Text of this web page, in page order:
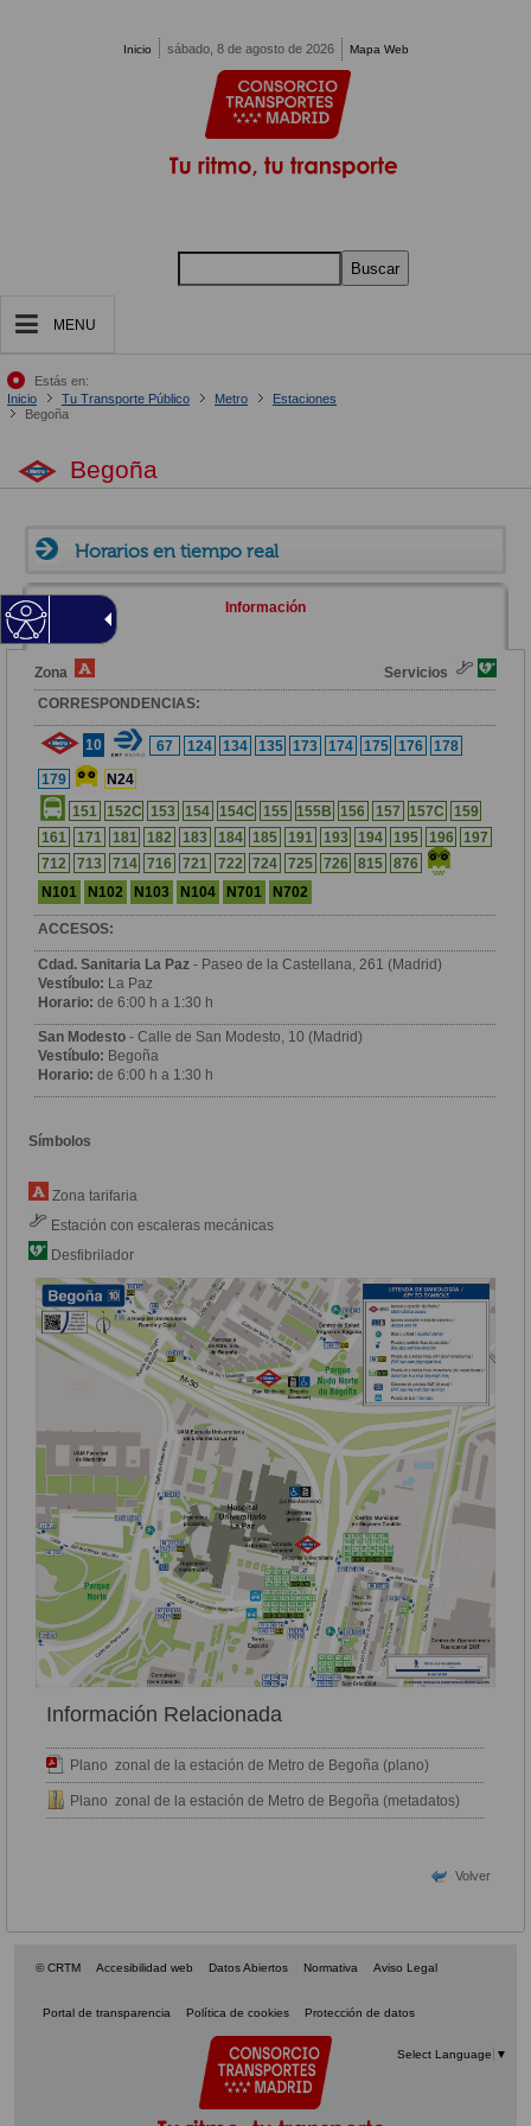
Inicio sábado, 8 de agosto de 2026 Mapa Web
Buscar
MENU
Estás en:
Inicio
Tu Transporte Público Metro
Estaciones
Begoña
Begoña
Horarios en tiempo real
Información
Zona
Servicios
CORRESPONDENCIAS:
10 67 124 134 135 173 174 175 176
178
179
N24
151 152C 153 154 154C 155 155B 156 157 157C
159
161
171 181 182 183 184 185 191 193 194 195 196
197
712
713 714 716 721 722 724 725 726 815
876
N101
N102 N103 N104 N701 N702
ACCESOS:
Cdad. Sanitaria La Paz - Paseo de la Castellana, 261 (Madrid)
Vestíbulo: La Paz
Horario: de 6:00 h a 1:30 h
San Modesto - Calle de San Modesto, 10 (Madrid)
Vestíbulo: Begoña
Horario: de 6:00 h a 1:30 h
Símbolos
Zona tarifaria
Estación con escaleras mecánicas
Desfibrilador
Información Relacionada
Plano zonal de la estación de Metro de Begoña (plano)
Plano zonal de la estación de Metro de Begoña (metadatos)
Volver
© CRTM Accesibilidad web Datos Abiertos Normativa Aviso Legal
Portal de transparencia Política de cookies Protección de datos
Select Language ▼